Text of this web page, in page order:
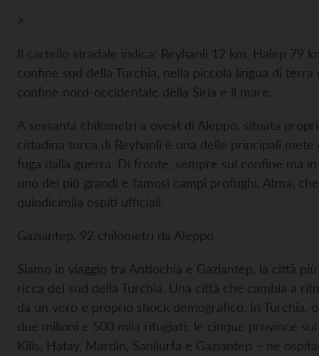
>
Il cartello stradale indica: Reyhanli 12 km, Halep 79
confine sud della Turchia, nella piccola lingua di terra
confine nord-occidentale della Siria e il mare.
A sessanta chilometri a ovest di Aleppo, situata
cittadina turca di Reyhanli è una delle principali
fuga dalla guerra. Di fronte, sempre sul confine ma
uno dei più grandi e famosi campi profughi, Atma,
quindicimila ospiti ufficiali.
Gaziantep, 92 chilometri da Aleppo
Siamo in viaggio tra Antiochia e Gaziantep, la città
ricca del sud della Turchia. Una città che cambia a
da un vero e proprio shock demografico. In Turchia,
due milioni e 500 mila rifugiati: le cinque province
Kilis, Hatay, Mardin, Sanliurfa e Gaziantep – ne